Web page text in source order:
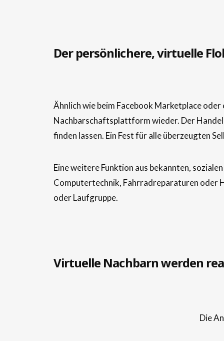
Der persönlichere, virtuelle
Ähnlich wie beim Facebook Marketplace
Nachbarschaftsplattform wieder. Der
finden lassen. Ein Fest für alle überzeugten
Eine weitere Funktion aus bekannten,
Computertechnik, Fahrradreparaturen oder
oder Laufgruppe.
Virtuelle Nachbarn werden
Die